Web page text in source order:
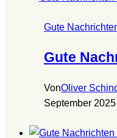
Gute
Gute
VonOliver
September 2025